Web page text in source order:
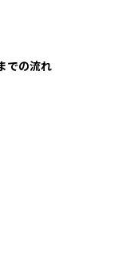
での流れ